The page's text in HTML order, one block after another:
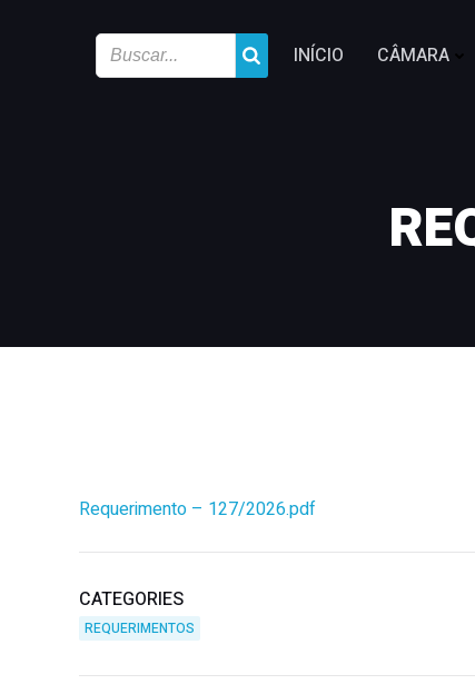
INÍCIO CÂMARA
Requerimento – 127/2026.pdf
CATEGORIES
REQUERIMENTOS